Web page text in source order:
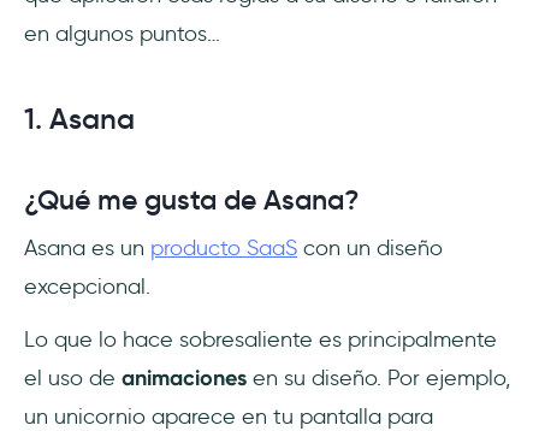
en algunos puntos…
1. Asana
¿Qué me gusta de Asana?
Asana es un producto SaaS con un diseño
excepcional.
Lo que lo hace sobresaliente es principalmente
el uso de animaciones en su diseño. Por ejemplo,
un unicornio aparece en tu pantalla para